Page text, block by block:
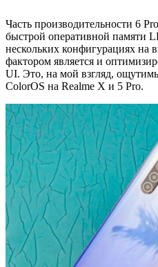
Часть производительности 6
быстрой оперативной памяти
нескольких конфигурациях
фактором является и
UI. Это, на мой взгляд,
ColorOS на Realme X и 5 Pro.